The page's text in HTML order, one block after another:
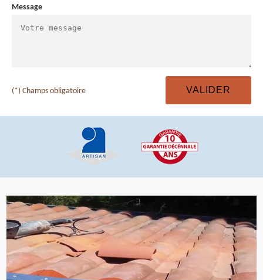
Message
(*) Champs obligatoire